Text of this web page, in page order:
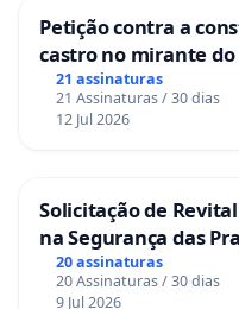
Petição contra a
castro no mirante do
21 assinaturas
21 Assinaturas / 30 dias
12 Jul 2026
Solicitação de
na Segurança das
Sete Ilhas
20 assinaturas
20 Assinaturas / 30 dias
9 Jul 2026